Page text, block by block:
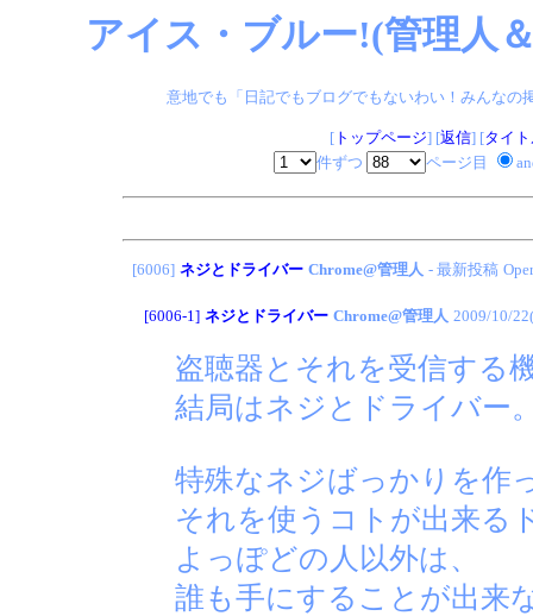
アイス・ブルー!(管理人
意地でも「日記でもブログでもないわい！みんなの
[トップページ] [返信] [タイ
件ずつ
ページ目
[6006] ネジとドライバー Chrome@管理人 - 最新投稿
[6006-1] ネジとドライバー Chrome@管理人 2009/10/
盗聴器とそれを受信する
結局はネジとドライバー
特殊なネジばっかりを作
それを使うコトが出来る
よっぽどの人以外は、
誰も手にすることが出来